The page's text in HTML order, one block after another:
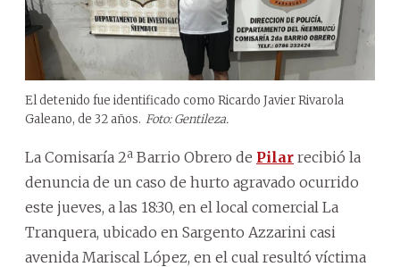
El detenido fue identificado como Ricardo Javier Rivarola
Galeano, de 32 años. Foto: Gentileza.
La Comisaría 2ª Barrio Obrero de Pilar recibió la
denuncia de un caso de hurto agravado ocurrido
este jueves, a las 18:30, en el local comercial La
Tranquera, ubicado en Sargento Azzarini casi
avenida Mariscal López, en el cual resultó víctima